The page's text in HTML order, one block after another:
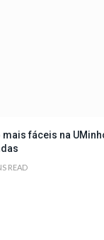
fáceis na
READ